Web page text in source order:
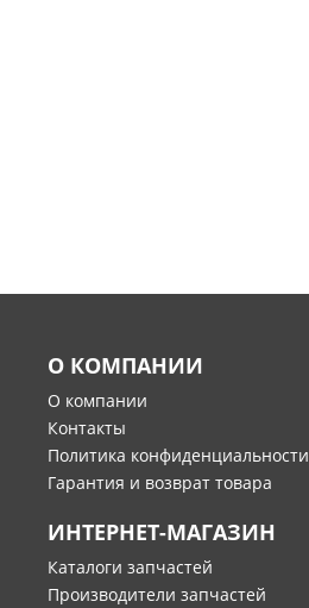
О КОМПАНИИ
О компании
Контакты
Политика конфиденциальности
Гарантия и возврат товара
ИНТЕРНЕТ-МАГАЗИН
Каталоги запчастей
Производители запчастей